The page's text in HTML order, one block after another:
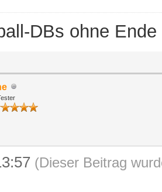
DBs ohne Ende
(Dieser Beitrag